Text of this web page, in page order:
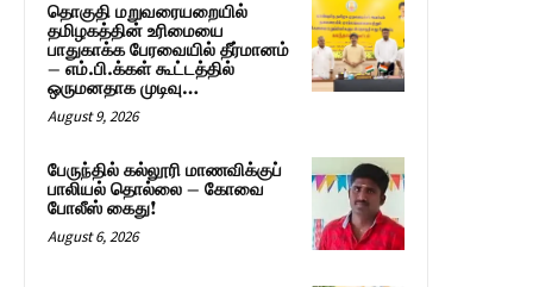
தொகுதி மறுவரையறையில்
தமிழகத்தின் உரிமையை
பாதுகாக்க பேரவையில் தீர்மானம்
– எம்.பி.க்கள் கூட்டத்தில்
ஒருமனதாக முடிவு…
August 9, 2026
பேருந்தில் கல்லூரி மாணவிக்குப்
பாலியல் தொல்லை – கோவை
போலீஸ் கைது!
August 6, 2026